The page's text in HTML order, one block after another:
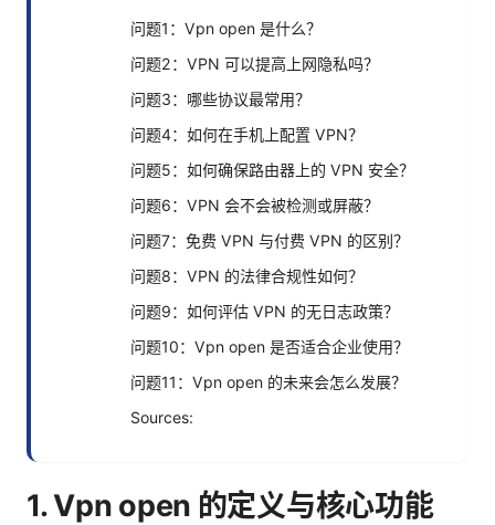
问题1：Vpn open 是什么？
问题2：VPN 可以提高上网隐私吗？
问题3：哪些协议最常用？
问题4：如何在手机上配置 VPN？
问题5：如何确保路由器上的 VPN 安全？
问题6：VPN 会不会被检测或屏蔽？
问题7：免费 VPN 与付费 VPN 的区别？
问题8：VPN 的法律合规性如何？
问题9：如何评估 VPN 的无日志政策？
问题10：Vpn open 是否适合企业使用？
问题11：Vpn open 的未来会怎么发展？
Sources:
1. Vpn open 的定义与核心功能